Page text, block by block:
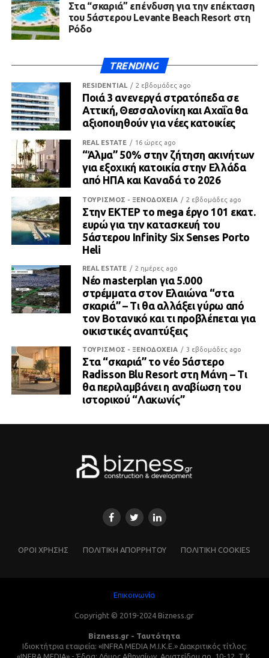
Στα “σκαριά” επένδυση για την επέκταση
του 5άστερου Levante Beach Resort στη
Ρόδο
TRENDING
RESIDENTIAL 2 εβδομάδες ago
Ποιά 3 ανενεργά στρατόπεδα σε
Αττική, Θεσσαλονίκη και Αχαΐα θα
αξιοποιηθούν για νέες κατοικίες
REAL ESTATE 16 ώρες ago
“Άλμα” 50% στην ζήτηση ακινήτων
για εξοχική κατοικία στην Ελλάδα
από ΗΠΑ και Καναδά το 2026
ΤΟΥΡΙΣΜΟΣ - ΞΕΝΟΔΟΧΕΙΑ 2 εβδομάδες ago
Στην ΕΚΤΕΡ το mega έργο 101 εκατ.
ευρώ για την κατασκευή του
5άστερου Infinity Six Senses Porto
Heli
REAL ESTATE 2 ημέρες ago
Νέο masterplan για 5.000
στρέμματα στον Ελαιώνα “στα
σκαριά” – Τι θα αλλάξει γύρω από
τον Βοτανικό και τι προβλέπεται για
οικιστικές αναπτύξεις
ΤΟΥΡΙΣΜΟΣ - ΞΕΝΟΔΟΧΕΙΑ 3 εβδομάδες ago
Στα “σκαριά” το νέο 5άστερο
Radisson Blu Resort στη Μάνη – Τι
θα περιλαμβάνει η αναβίωση του
ιστορικού “Λακωνίς”
ΌΡΟΙ ΧΡΗΣΗΣ ΠΟΛΙΤΙΚΗ ΑΠΟΡΡΗΤΟΥ ΠΟΛΙΤΙΚΗ COOKIES
Επικοινωνία
Copyright © 2019-2024 Bizness.gr
Bizness.gr - Ταυτότητα
Ιδιοκτήτρια εταιρεία: «INFRA MEDIA M.I.K.E.» Διακριτικός τίτλος: